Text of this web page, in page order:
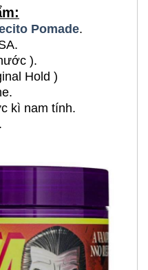
Pomade.
).
Hold )
kì nam tính.